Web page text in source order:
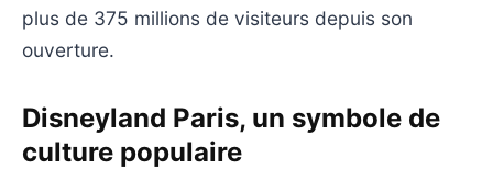
plus de 375 millions de visiteurs depuis son
ouverture.
Disneyland Paris, un symbole de
culture populaire